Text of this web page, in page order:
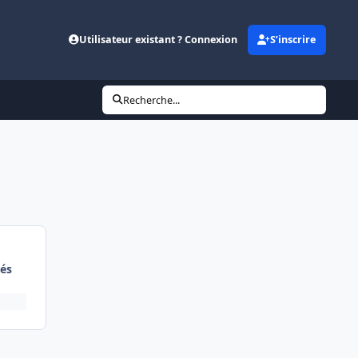
Utilisateur existant ? Connexion S’inscrire
Recherche...